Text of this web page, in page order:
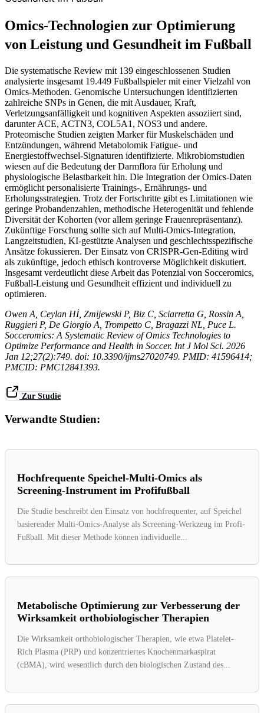
Omics-Technologien zur Optimierung
von Leistung und Gesundheit im Fußball
Die systematische Review mit 139 eingeschlossenen Studien
analysierte insgesamt 19.449 Fußballspieler mit einer Vielzahl von
Omics-Methoden. Genomische Untersuchungen identifizierten
zahlreiche SNPs in Genen, die mit Ausdauer, Kraft,
Verletzungsanfälligkeit und kognitiven Aspekten assoziiert sind,
darunter ACE, ACTN3, COL5A1, NOS3 und andere.
Proteomische Studien zeigten Marker für Muskelschäden und
Entzündungen, während Metabolomik Fatigue- und
Energiestoffwechsel-Signaturen identifizierte. Mikrobiomstudien
wiesen auf die Bedeutung der Darmflora für Erholung und
physiologische Belastbarkeit hin. Die Integration der Omics-Daten
ermöglicht personalisierte Trainings-, Ernährungs- und
Erholungsstrategien. Trotz der Fortschritte gibt es Limitationen wie
geringe Probandenzahlen, methodische Heterogenität und fehlende
Diversität der Kohorten (vor allem geringe Frauenrepräsentanz).
Zukünftige Forschung sollte sich auf Multi-Omics-Integration,
Langzeitstudien, KI-gestützte Analysen und geschlechtsspezifische
Ansätze fokussieren. Der Einsatz von CRISPR-Gen-Editing wird
als zukünftige, jedoch ethisch kontroverse Möglichkeit diskutiert.
Insgesamt verdeutlicht diese Arbeit das Potenzial von Socceromics,
Fußball-Leistung und Gesundheit effizient und individuell zu
optimieren.
Owen A, Ceylan Hİ, Zmijewski P, Biz C, Sciarretta G, Rossin A,
Ruggieri P, De Giorgio A, Trompetto C, Bragazzi NL, Puce L.
Socceromics: A Systematic Review of Omics Technologies to
Optimize Performance and Health in Soccer. Int J Mol Sci. 2026
Jan 12;27(2):749. doi: 10.3390/ijms27020749. PMID: 41596414;
PMCID: PMC12841393.
Zur Studie
Verwandte Studien:
Hochfrequente Speichel-Multi-Omics als
Screening-Instrument im Profifußball
Die Studie beschreibt den Einsatz von hochfrequenter, auf Speichel
basierender Multi-Omics-Analyse als Screening-Werkzeug im Profi-
Fußball. Mit dieser Methode können individuelle...
Metabolische Optimierung zur Verbesserung der
Wirksamkeit orthobiologischer Therapien
Die Wirksamkeit orthobiologischer Therapien, wie etwa Platelet-
Rich Plasma (PRP) und konzentriertes Knochenmarkaspirat
(cBMA), wird wesentlich durch den biologischen Zustand des...